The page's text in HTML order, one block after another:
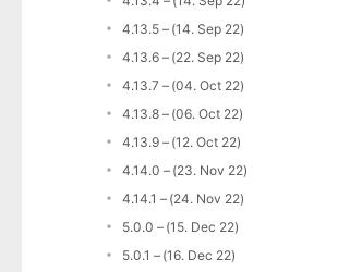
4.13.5 – (14. Sep 22)
4.13.6 – (22. Sep 22)
4.13.7 – (04. Oct 22)
4.13.8 – (06. Oct 22)
4.13.9 – (12. Oct 22)
4.14.0 – (23. Nov 22)
4.14.1 – (24. Nov 22)
5.0.0 – (15. Dec 22)
5.0.1 – (16. Dec 22)